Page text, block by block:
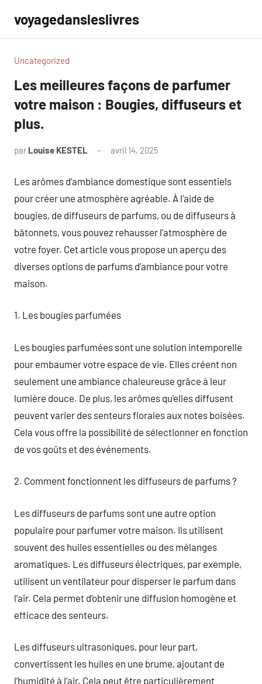
contenu
voyagedansleslivres
Uncategorized
Les meilleures façons de parfumer
votre maison : Bougies, diffuseurs et
plus.
par Louise KESTEL avril 14, 2025
Les arômes d’ambiance domestique sont essentiels
pour créer une atmosphère agréable. À l’aide de
bougies, de diffuseurs de parfums, ou de diffuseurs à
bâtonnets, vous pouvez rehausser l’atmosphère de
votre foyer. Cet article vous propose un aperçu des
diverses options de parfums d’ambiance pour votre
maison.
1. Les bougies parfumées
Les bougies parfumées sont une solution intemporelle
pour embaumer votre espace de vie. Elles créent non
seulement une ambiance chaleureuse grâce à leur
lumière douce. De plus, les arômes qu’elles diffusent
peuvent varier des senteurs florales aux notes boisées.
Cela vous offre la possibilité de sélectionner en fonction
de vos goûts et des événements.
2. Comment fonctionnent les diffuseurs de parfums ?
Les diffuseurs de parfums sont une autre option
populaire pour parfumer votre maison. Ils utilisent
souvent des huiles essentielles ou des mélanges
aromatiques. Les diffuseurs électriques, par exemple,
utilisent un ventilateur pour disperser le parfum dans
l’air. Cela permet d’obtenir une diffusion homogène et
efficace des senteurs.
Les diffuseurs ultrasoniques, pour leur part,
convertissent les huiles en une brume, ajoutant de
l’humidité à l’air. Cela peut être particulièrement